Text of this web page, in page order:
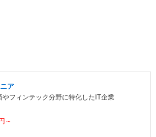
ア
やフィンテック分野に特化したIT企業
～